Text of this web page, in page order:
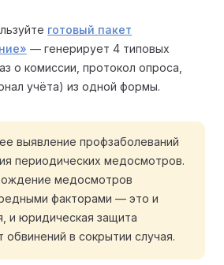
готовый пакет
— генерирует 4 типовых
о комиссии, протокол опроса,
учёта) из одной формы.
выявление профзаболеваний
периодических медосмотров.
медосмотров
факторами — это и
и юридическая защита
в сокрытии случая.